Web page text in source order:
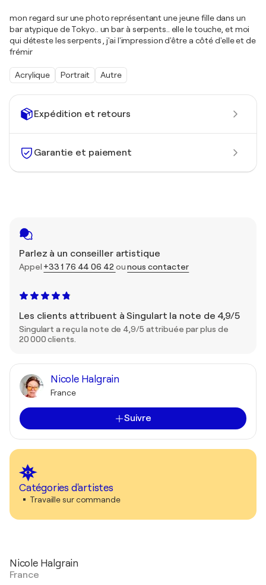
Expédition et retours
Garantie et paiement
Parlez à un conseiller artistique
Appel +33 1 76 44 06 42ounous contacter
Les clients attribuent à Singulart la note de 4,9/5
Singulart a reçu la note de 4,9/5 attribuée par plus de
20 000 clients.
Nicole Halgrain
France
Suivre
Catégories d'artistes
Travaille sur commande
mon regard sur une photo représentant une jeune fille dans un
bar atypique de Tokyo.. un bar à serpents.. elle le touche, et moi
qui déteste les serpents , j'ai l'impression d'être a côté d'elle et de
frémir
Acrylique Portrait Autre
Nicole Halgrain
France